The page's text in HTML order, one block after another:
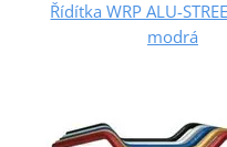
Řídítka WRP ALU-
modrá